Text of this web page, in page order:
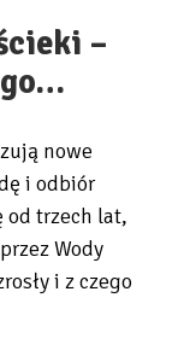
–
nowe
i odbiór
od trzech lat,
Wody
i z czego